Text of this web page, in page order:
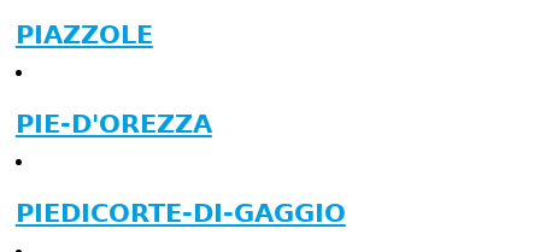
PIAZZOLE
PIE-D'OREZZA
PIEDICORTE-DI-GAGGIO